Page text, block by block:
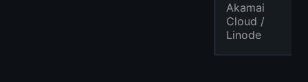
Akamai
Cloud /
Linode